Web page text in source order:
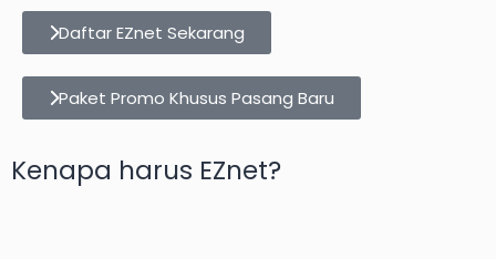
Daftar EZnet Sekarang
Paket Promo Khusus Pasang Baru
Kenapa harus EZnet?